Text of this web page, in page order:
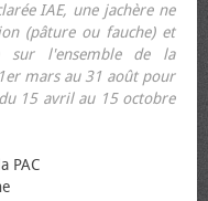
IAE, une jachère ne
(pâture ou fauche) et
sur l'ensemble de la
mars au 31 août pour
15 avril au 15 octobre
PAC